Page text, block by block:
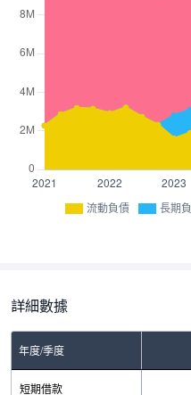
流動負債 長期
詳細數據
年度/季度
短期借款